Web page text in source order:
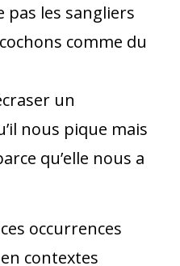
pas les sangliers
comme du
un
nous pique mais
qu’elle nous a
occurrences
contextes